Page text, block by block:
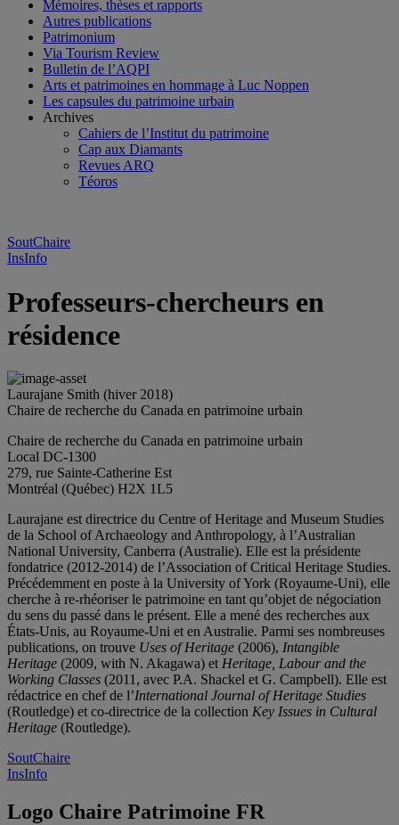
Mémoires, thèses et rapports
Autres publications
Patrimonium
Via Tourism Review
Bulletin de l’AQPI
Arts et patrimoines en hommage à Luc Noppen
Les capsules du patrimoine urbain
Archives
Cahiers de l’Institut du patrimoine
Cap aux Diamants
Revues ARQ
Téoros
SoutChaire
InsInfo
Professeurs-chercheurs en
résidence
Laurajane Smith (hiver 2018)
Chaire de recherche du Canada en patrimoine urbain
Chaire de recherche du Canada en patrimoine urbain
Local DC-1300
279, rue Sainte-Catherine Est
Montréal (Québec) H2X 1L5
Laurajane est directrice du Centre of Heritage and Museum Studies
de la School of Archaeology and Anthropology, à l’Australian
National University, Canberra (Australie). Elle est la présidente
fondatrice (2012-2014) de l’Association of Critical Heritage Studies.
Précédemment en poste à la University of York (Royaume-Uni), elle
cherche à re-rhéoriser le patrimoine en tant qu’objet de négociation
du sens du passé dans le présent. Elle a mené des recherches aux
États-Unis, au Royaume-Uni et en Australie. Parmi ses nombreuses
publications, on trouve Uses of Heritage (2006), Intangible
Heritage (2009, with N. Akagawa) et Heritage, Labour and the
Working Classes (2011, avec P.A. Shackel et G. Campbell). Elle est
rédactrice en chef de l’International Journal of Heritage Studies
(Routledge) et co-directrice de la collection Key Issues in Cultural
Heritage (Routledge).
SoutChaire
InsInfo
Logo Chaire Patrimoine FR